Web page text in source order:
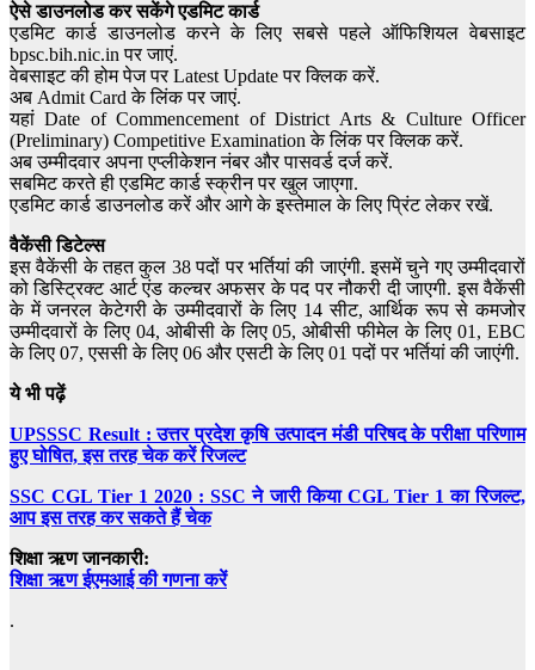
ऐसे डाउनलोड कर सकेंगे एडमिट कार्ड
एडमिट कार्ड डाउनलोड करने के लिए सबसे पहले ऑफिशियल वेबसाइट
bpsc.bih.nic.in पर जाएं.
वेबसाइट की होम पेज पर Latest Update पर क्लिक करें.
अब Admit Card के लिंक पर जाएं.
यहां Date of Commencement of District Arts & Culture Officer
(Preliminary) Competitive Examination के लिंक पर क्लिक करें.
अब उम्मीदवार अपना एप्लीकेशन नंबर और पासवर्ड दर्ज करें.
सबमिट करते ही एडमिट कार्ड स्क्रीन पर खुल जाएगा.
एडमिट कार्ड डाउनलोड करें और आगे के इस्तेमाल के लिए प्रिंट लेकर रखें.
वैकेंसी डिटेल्स
इस वैकेंसी के तहत कुल 38 पदों पर भर्तियां की जाएंगी. इसमें चुने गए उम्मीदवारों
को डिस्ट्रिक्ट आर्ट एंड कल्चर अफसर के पद पर नौकरी दी जाएगी. इस वैकेंसी
के में जनरल केटेगरी के उम्मीदवारों के लिए 14 सीट, आर्थिक रूप से कमजोर
उम्मीदवारों के लिए 04, ओबीसी के लिए 05, ओबीसी फीमेल के लिए 01, EBC
के लिए 07, एससी के लिए 06 और एसटी के लिए 01 पदों पर भर्तियां की जाएंगी.
ये भी पढ़ें
UPSSSC Result : उत्तर प्रदेश कृषि उत्पादन मंडी परिषद के परीक्षा परिणाम
हुए घोषित, इस तरह चेक करें रिजल्ट
SSC CGL Tier 1 2020 : SSC ने जारी किया CGL Tier 1 का रिजल्ट,
आप इस तरह कर सकते हैं चेक
शिक्षा ऋण जानकारी:
शिक्षा ऋण ईएमआई की गणना करें
.